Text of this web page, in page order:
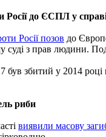
Росії до ЄСПЛ у
Росії позов до
суді з прав людини.
збитий у 2014 році
риби
виявили масову